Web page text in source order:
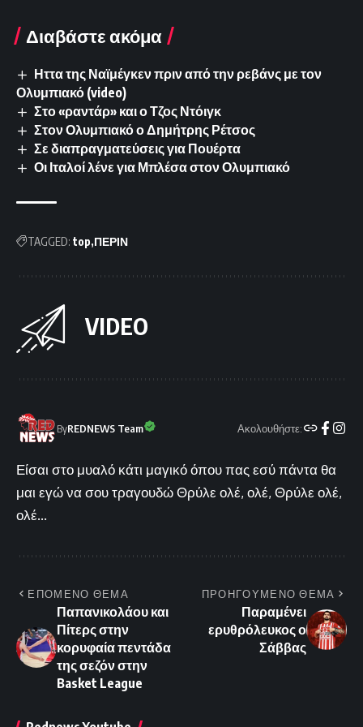
Διαβάστε ακόμα
Ηττα της Ναϊμέγκεν πριν από την ρεβάνς με τον
Ολυμπιακό (video)
Στο «ραντάρ» και ο Τζος Ντόιγκ
Στον Ολυμπιακό ο Δημήτρης Ρέτσος
Σε διαπραγματεύσεις για Πουέρτα
Οι Ιταλοί λένε για Μπλέσα στον Ολυμπιακό
TAGGED: top ΠΕΡΙΝ
VIDEO
ByREDNEWS Team Ακολουθήστε:
Είσαι στο μυαλό κάτι μαγικό όπου πας εσύ πάντα θα
μαι εγώ να σου τραγουδώ Θρύλε ολέ, ολέ, Θρύλε ολέ,
ολέ...
ΕΠΟΜΕΝΟ ΘΕΜΑ
Παπανικολάου και
Πίτερς στην
κορυφαία πεντάδα
της σεζόν στην
Basket League
ΠΡΟΗΓΟΥΜΕΝΟ ΘΕΜΑ
Παραμένει
ερυθρόλευκος ο
Σάββας